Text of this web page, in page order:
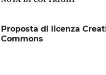
Proposta di licenza
Commons